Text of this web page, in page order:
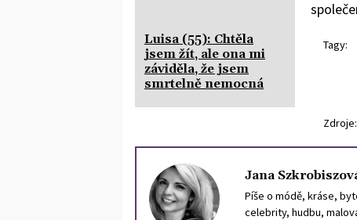
Luisa (55): Chtěla
jsem žít, ale ona mi
záviděla, že jsem
smrtelně nemocná
Tagy:
Zdroje:
Jana
Píše o módě, kráse,
celebrity, hudbu,